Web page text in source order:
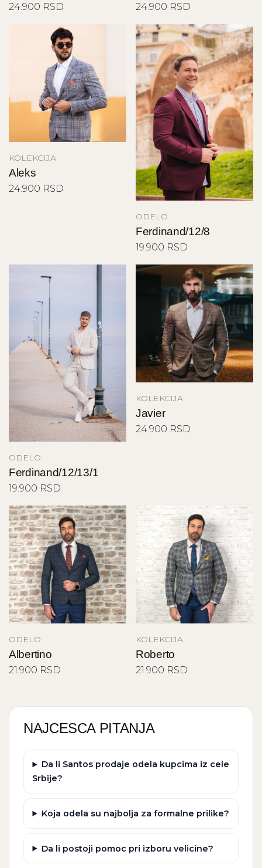
24.900 RSD 24.900 RSD
KOLEKCIJA
Aleks
24.900 RSD
ODELO
Ferdinand/12/8
19.900 RSD
ODELO
Ferdinand/12/13/1
19.900 RSD
KOLEKCIJA
Javier
24.900 RSD
ODELO
Albertino
21.900 RSD
KOLEKCIJA
Roberto
21.900 RSD
NAJCESCA PITANJA
Da li Santos prodaje odela kupcima iz cele
Srbije?
Koja odela su najbolja za formalne prilike?
Da li postoji pomoc pri izboru velicine?